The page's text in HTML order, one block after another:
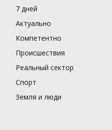
7 дней
Актуально
Компетентно
Происшествия
Реальный сектор
Спорт
Земля и люди